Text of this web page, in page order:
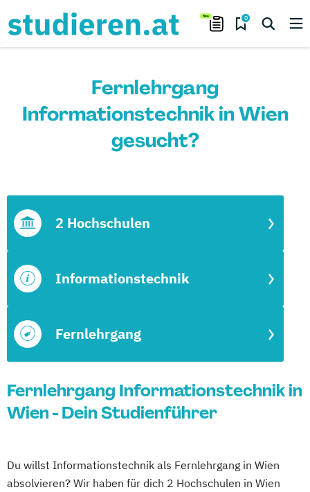
0
Fernlehrgang
Informationstechnik in Wien
gesucht?
Fernlehrgang
Informationstechnik
2 Hochschulen
Fernlehrgang Informationstechnik in
Wien - Dein Studienführer
Du willst Informationstechnik als Fernlehrgang in Wien
absolvieren? Wir haben für dich 2 Hochschulen in Wien